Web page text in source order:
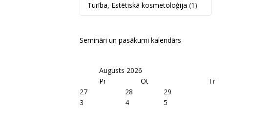
Turība, Estētiskā kosmetoloģija (1)
Semināri un pasākumi kalendārs
Augusts 2026
Pr
Ot
Tr
27
28
29
3
4 5